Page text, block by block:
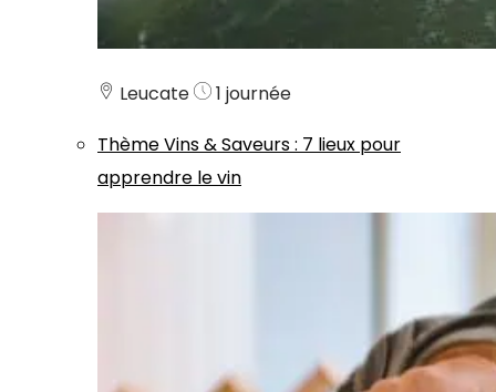
Leucate
1 journée
ThèmeVins & Saveurs: 7 lieux pour
apprendre le vin